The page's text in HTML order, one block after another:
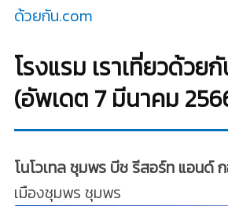
ด้วยกัน.com
โรงแรม เราเที่ยวด้วย
(อัพเดต 7 มีนาคม
โนโวเทล ชุมพร บีช รีสอร์ท แอนด์
เมืองชุมพร ชุมพร